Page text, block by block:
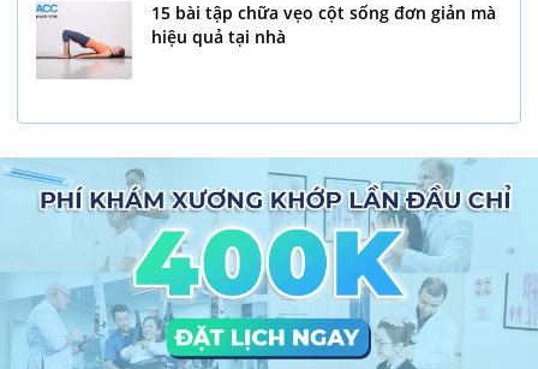
15 bài tập chữa vẹo cột sống đơn giản mà
hiệu quả tại nhà